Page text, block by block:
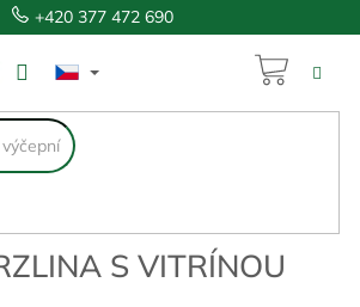
+420 377 472 690
S VITRÍNOU